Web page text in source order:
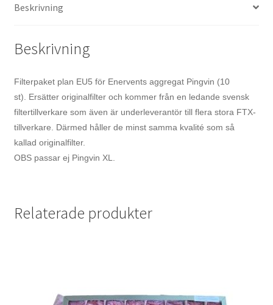
Beskrivning
Beskrivning
Filterpaket plan EU5 för Enervents aggregat Pingvin (10
st). Ersätter originalfilter och kommer från en ledande svensk
filtertillverkare som även är underleverantör till flera stora FTX-
tillverkare. Därmed håller de minst samma kvalité som så
kallad originalfilter.
OBS passar ej Pingvin XL.
Relaterade produkter